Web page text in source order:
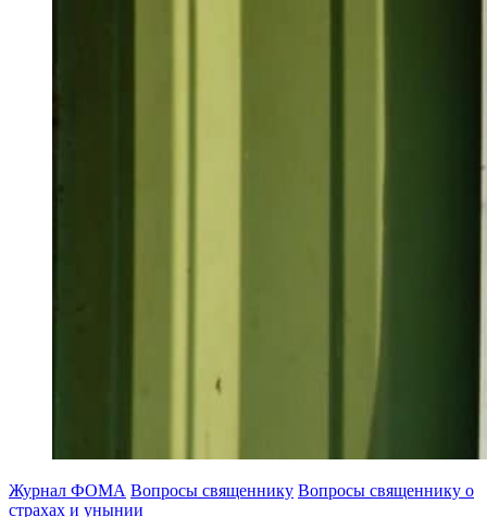
Журнал ФОМА Вопросы священнику Вопросы священнику о
страхах и унынии